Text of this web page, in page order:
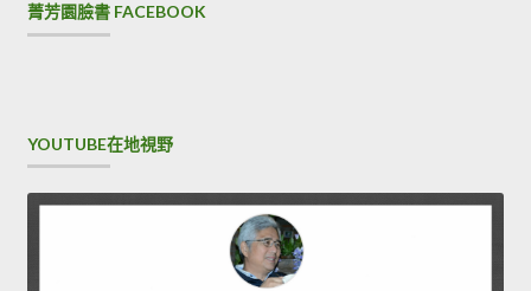
菁芳園臉書 FACEBOOK
YOUTUBE在地視野